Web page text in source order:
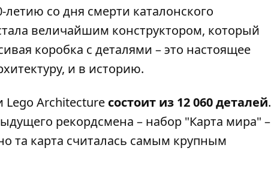
со дня смерти каталонского
величайшим конструктором, который
коробка с деталями – это настоящее
и в историю.
Lego Architecture состоит из 12 060 деталей.
рекордсмена – набор "Карта мира" –
та карта считалась самым крупным